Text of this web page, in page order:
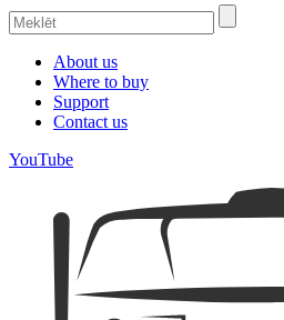
About us
Where to buy
Support
Contact us
YouTube